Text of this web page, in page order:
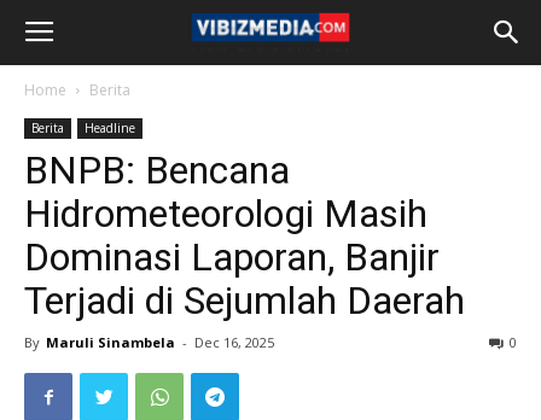
Home Berita
Berita Headline
BNPB: Bencana
Hidrometeorologi Masih
Dominasi Laporan, Banjir
Terjadi di Sejumlah Daerah
By Maruli Sinambela - Dec 16, 2025 0